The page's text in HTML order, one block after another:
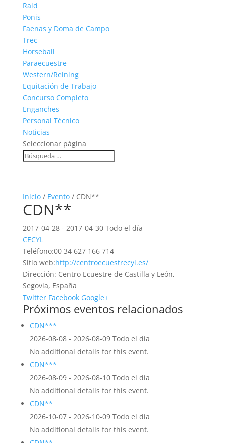
Raid
Ponis
Faenas y Doma de Campo
Trec
Horseball
Paraecuestre
Western/Reining
Equitación de Trabajo
Concurso Completo
Enganches
Personal Técnico
Noticias
Seleccionar página
Inicio/ Evento/ CDN**
CDN**
2017-04-28 - 2017-04-30 Todo el día
CECYL
Teléfono:00 34 627 166 714
Sitio web:http://centroecuestrecyl.es/
Dirección: Centro Ecuestre de Castilla y León,
Segovia, España
Twitter Facebook Google+
Próximos eventos relacionados
CDN***
2026-08-08 - 2026-08-09 Todo el día
No additional details for this event.
CDN***
2026-08-09 - 2026-08-10 Todo el día
No additional details for this event.
CDN**
2026-10-07 - 2026-10-09 Todo el día
No additional details for this event.